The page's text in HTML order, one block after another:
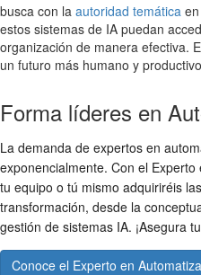
busca con la autoridad temática
estos sistemas de IA puedan
organización de manera efectiva.
un futuro más humano y
Forma líderes en
La demanda de expertos en
exponencialmente. Con el
tu equipo o tú mismo adquiriréis
transformación, desde la
gestión de sistemas IA. ¡Asegura
Conoce el Experto en